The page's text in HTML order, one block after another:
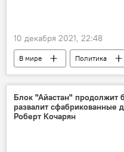
10 декабря 2021, 22:48
В мире Политика
Украина
регион
Защита Донбасса.
безопасность
Черное
Блок "Айастан" продолжит
развалит сфабрикованные
Роберт Кочарян